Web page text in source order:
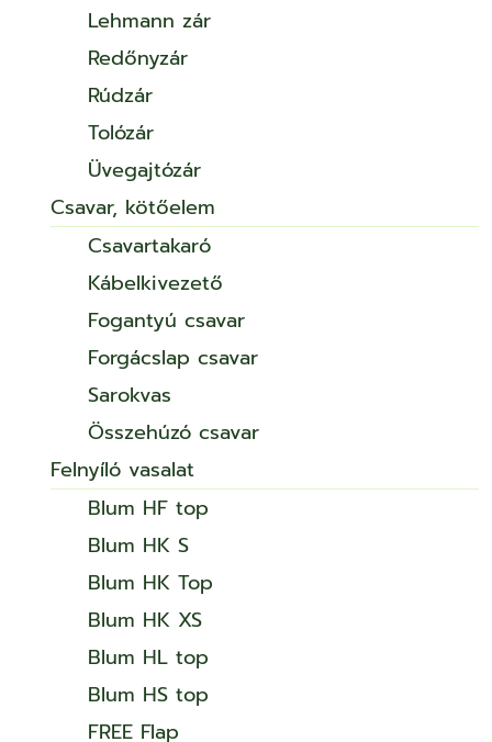
Lehmann zár
Redőnyzár
Rúdzár
Tolózár
Üvegajtózár
Csavar, kötőelem
Csavartakaró
Kábelkivezető
Fogantyú csavar
Forgácslap csavar
Sarokvas
Összehúzó csavar
Felnyíló vasalat
Blum HF top
Blum HK S
Blum HK Top
Blum HK XS
Blum HL top
Blum HS top
FREE Flap